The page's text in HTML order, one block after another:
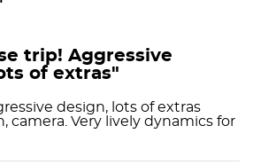
trip! Aggressive
of extras"
design, lots of extras
camera. Very lively dynamics for